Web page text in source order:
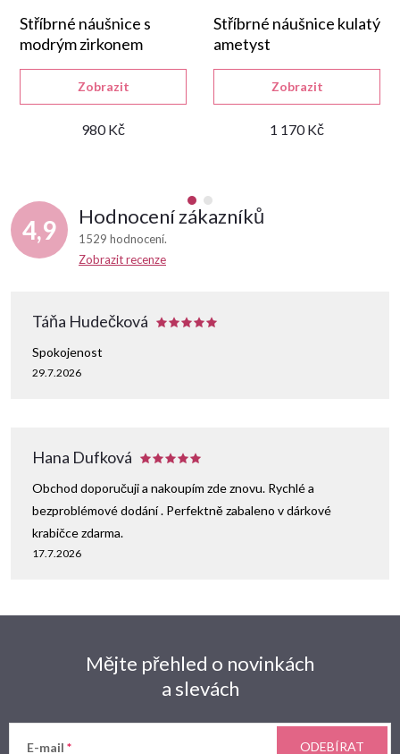
Stříbrné náušnice s
modrým zirkonem
980 Kč
Zobrazit
Stříbrné náušnice kulatý
ametyst
1 170 Kč
Zobrazit
4,9 Hodnocení zákazníků
1529 hodnocení
Zobrazit recenze
Táňa Hudečková
29.7.2026
Spokojenost
Hana Dufková
17.7.2026
Obchod doporučuji a nakoupím zde znovu. Rychlé a
bezproblémové dodání . Perfektně zabaleno v dárkové
krabičce zdarma.
Mějte přehled o novinkách
a slevách
E-mail ODEBÍRAT